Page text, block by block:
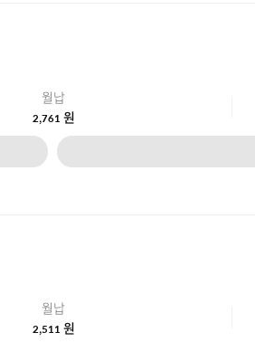
월납
2,761 원
월납
2,511 원